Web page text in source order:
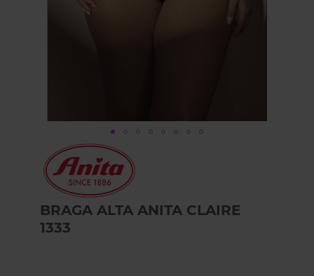
BRAGA ALTA ANITA CLAIRE
1333
beginning
images